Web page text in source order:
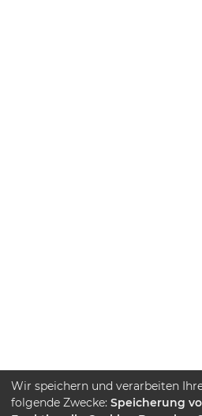
Wir speichern und verarbeiten
folgende Zwecke: Speicherung